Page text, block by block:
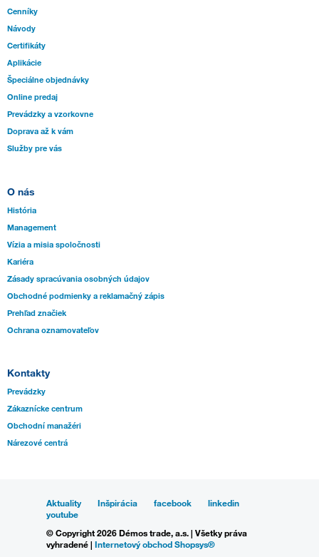
Cenníky
Návody
Certifikáty
Aplikácie
Špeciálne objednávky
Online predaj
Prevádzky a vzorkovne
Doprava až k vám
Služby pre vás
O nás
História
Management
Vízia a misia spoločnosti
Kariéra
Zásady spracúvania osobných údajov
Obchodné podmienky a reklamačný zápis
Prehľad značiek
Ochrana oznamovateľov
Kontakty
Prevádzky
Zákaznícke centrum
Obchodní manažéri
Nárezové centrá
Aktuality Inšpirácia facebook
linkedin
youtube
© Copyright 2026 Démos trade, a.s. | Všetky práva
vyhradené | Internetový obchod Shopsys®